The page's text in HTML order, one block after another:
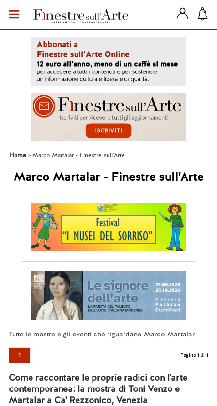
Home Marco Martalar - Finestre sull'Arte
Marco Martalar - Finestre sull'Arte
Tutte le mostre e gli eventi che riguardano Marco Martalar
1 Pagina 1 di 1
Come raccontare le proprie radici con l'arte
contemporanea: la mostra di Toni Venzo e
Martalar a Ca' Rezzonico, Venezia